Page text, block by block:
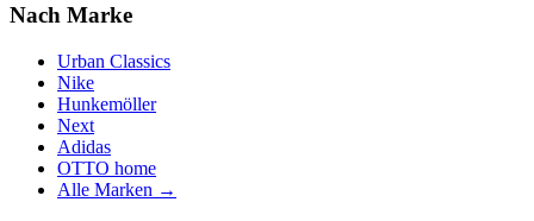
Nach Marke
Urban Classics
Nike
Hunkemöller
Next
Adidas
OTTO home
Alle Marken →